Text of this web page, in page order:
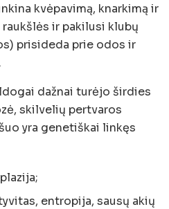
kvėpavimą, knarkimą ir
ir pakilusi klubų
prisideda prie odos ir
dažnai turėjo širdies
skilvelių pertvaros
yra genetiškai linkęs
entropija, sausų akių